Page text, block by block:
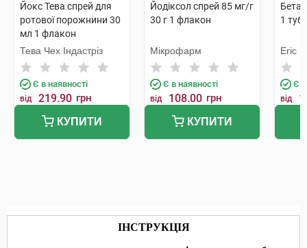
Йокс Тева спрей для
ротової порожнини 30
мл 1 флакон
Тева Чех Індастріз
Є в наявності
від 219.90 грн
КУПИТИ
Йодіксол спрей 85 мг/г
30 г 1 флакон
Мікрофарм
Є в наявності
від 108.00 грн
КУПИТИ
1
Егіс
Є в
від